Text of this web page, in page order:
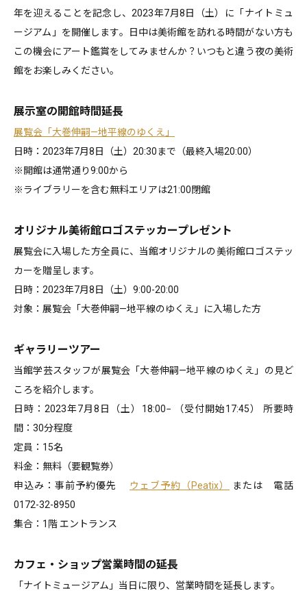
年を迎えることを記念し、2023年7月8日（土）に「ナイトミュ
ージアム」を開催します。日中は美術館を訪れる時間がない方も
この機会にアート鑑賞をしてみませんか？いつもと違う夜の美術
館をお楽しみください。
展示室の開館時間延長
展覧会「大巻伸嗣—地平線のゆくえ」
日時：2023年7月8日（土）20:30まで（最終入場20:00）
※開館は通常通り9:00から
※ライブラリーを含む無料エリアは21:00閉館
オリジナル美術館ロゴステッカープレゼント
展覧会に入場した方全員に、当館オリジナルの美術館ロゴステッ
カーを贈呈します。
日時：2023年7月8日（土）9:00-20:00
対象：展覧会「大巻伸嗣—地平線のゆくえ」に入場した方
ギャラリーツアー
当館学芸スタッフが展覧会「大巻伸嗣—地平線のゆくえ」の見ど
ころを紹介します。
日時：2023年7月8日（土）18:00− （受付開始17:45） 所要時
間：30分程度
定員：15名
料金：無料（要観覧券）
申込み：事前予約優先
ウェブ予約（Peatix）
または 電話
0172-32-8950
集合：1階 エントランス
カフェ・ショップ営業時間の延長
「ナイトミュージアム」当日に限り、営業時間を延長します。